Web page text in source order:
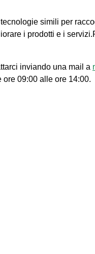
simili per
i prodotti e i
inviando una mail a
09:00 alle ore 14:00.